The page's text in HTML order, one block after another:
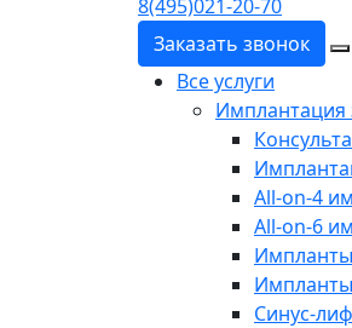
8(495)021-20-70
Заказать звонок
Все услуги
Имплантация
All-on-4
All-on-6
Синус-